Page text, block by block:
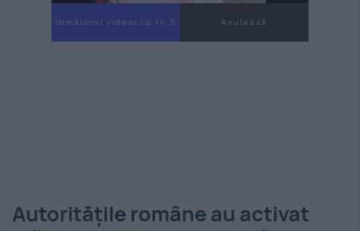
Următorul videoclip în 4 Anulează
Autoritățile române au activat